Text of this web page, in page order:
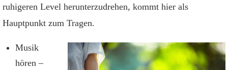
ruhigeren Level herunterzudrehen, kommt hier als
Hauptpunkt zum Tragen.
Musik
hören –